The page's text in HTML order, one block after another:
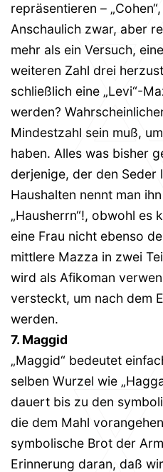
repräsentieren – „Cohen“,
Anschaulich zwar, aber
mehr als ein Versuch,
weiteren Zahl drei
schließlich eine „Levi“-
werden?
Mindestzahl sein muß,
haben. Alles was bisher
derjenige, der den Seder
Haushalten nennt man
„Hausherrn“!, obwohl es
eine Frau nicht ebenso
mittlere Mazza in zwei
wird als Afikoman
versteckt, um nach dem
werden.
7. Maggid
„Maggid“ bedeutet
selben Wurzel wie
dauert bis zu den
die dem Mahl
symbolische Brot der
Erinnerung daran, daß